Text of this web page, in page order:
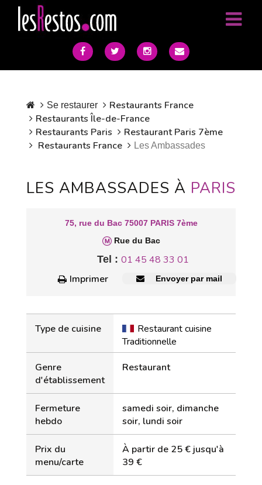
Se restaurer
Restaurants France
Restaurants Île-de-France
Restaurants Paris
Restaurant Paris 7ème
Restaurants France
Les Ambassades
LES AMBASSADES À PARIS
75, rue du Bac 75007 PARIS 7ème
Rue du Bac
Tel : 01 45 48 33 01
Imprimer
Envoyer par mail
Type de cuisine
Restaurant cuisine
Traditionnelle
Genre
d'établissement
Restaurant
Fermeture
hebdo
samedi soir, dimanche
soir, lundi soir
Prix du
menu/carte
À partir de 25 € jusqu'à
39 €